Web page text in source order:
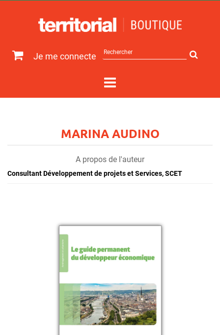
Je me connecte
sur
MARINA AUDINO
A propos de l'auteur
Consultant Développement de projets et Services, SCET